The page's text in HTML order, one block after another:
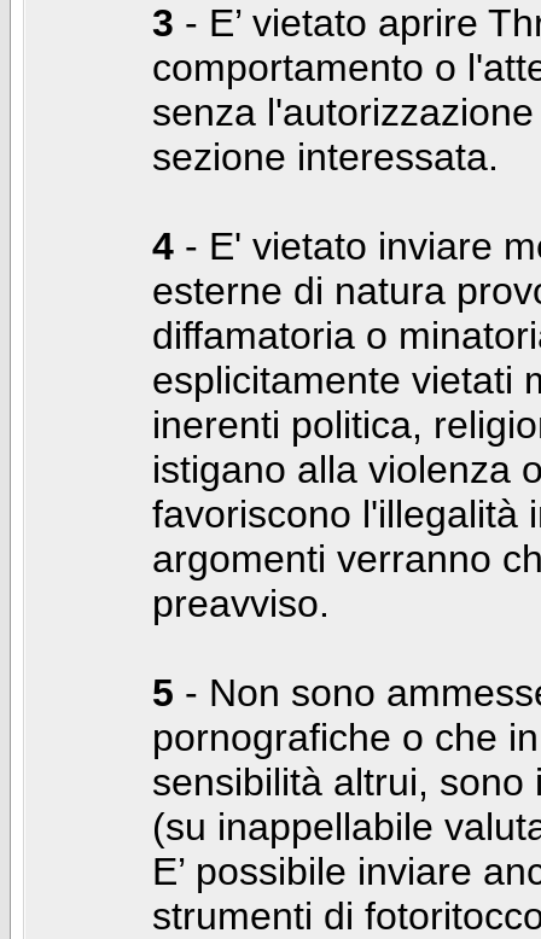
3 - E’ vietato aprire
comportamento o
senza
sezione interessata.
4 - E' vietato inviare
esterne di natura
diffamatoria o
esplicitamente vietati
inerenti politica,
istigano alla violenza
favoriscono l'illegalità
argomenti verranno
preavviso.
5 - Non sono
pornografiche o che
sensibilità altrui,
(su inappellabile
E’ possibile inviare
strumenti di